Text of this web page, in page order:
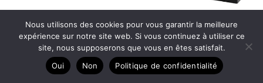
Nous utilisons des cookies pour vous garantir la meilleure
expérience sur notre site web. Si vous continuez à utiliser ce
site, nous supposerons que vous en êtes satisfait.
Oui
Non Politique de confidentialité